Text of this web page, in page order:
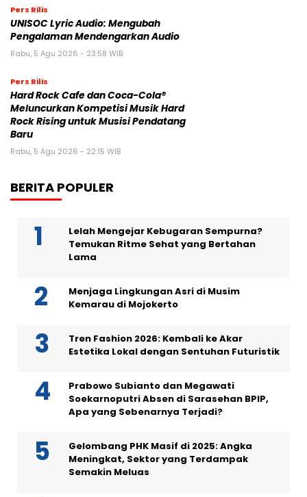
Pers Rilis
UNISOC Lyric Audio: Mengubah
Pengalaman Mendengarkan Audio
Rabu, 5 Agu 2026 - 23:58 WIB
Pers Rilis
Hard Rock Cafe dan Coca-Cola®
Meluncurkan Kompetisi Musik Hard
Rock Rising untuk Musisi Pendatang
Baru
Rabu, 5 Agu 2026 - 22:15 WIB
BERITA POPULER
Lelah Mengejar Kebugaran Sempurna?
Temukan Ritme Sehat yang Bertahan
Lama
Menjaga Lingkungan Asri di Musim
Kemarau di Mojokerto
Tren Fashion 2026: Kembali ke Akar
Estetika Lokal dengan Sentuhan Futuristik
Prabowo Subianto dan Megawati
Soekarnoputri Absen di Sarasehan BPIP,
Apa yang Sebenarnya Terjadi?
Gelombang PHK Masif di 2025: Angka
Meningkat, Sektor yang Terdampak
Semakin Meluas